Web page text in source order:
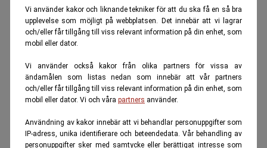
Vi använder kakor och liknande tekniker för att du ska få en så bra
upplevelse som möjligt på webbplatsen. Det innebär att vi lagrar
och/eller får tillgång till viss relevant information på din enhet, som
mobil eller dator.
Vi använder också kakor från olika partners för vissa av
ändamålen som listas nedan som innebär att vår partners
och/eller får tillgång till viss relevant information på din enhet, som
mobil eller dator. Vi och våra partners använder.
Användning av kakor innebär att vi behandlar personuppgifter som
IP-adress, unika identifierare och beteendedata. Vår behandling av
personuppgifter sker med samtycke eller berättigat intresse som